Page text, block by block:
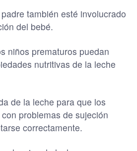
también esté involucrado
del bebé.
niños prematuros puedan
nutritivas de la leche
de la leche para que los
problemas de sujeción
correctamente.